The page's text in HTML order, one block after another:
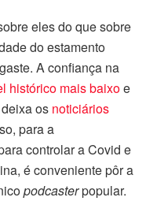
eles do que sobre
do estamento
A confiança na
histórico mais baixoe
os noticiários
para a
controlar a Covid e
é conveniente pôr a
podcasterpopular.